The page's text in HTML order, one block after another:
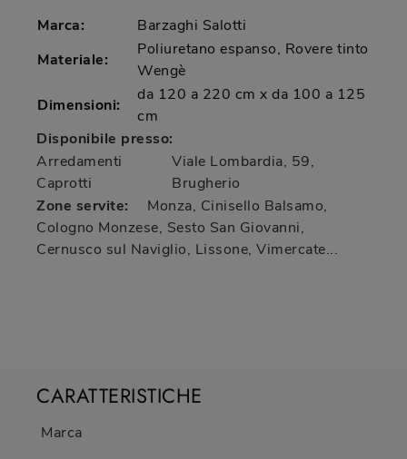
Marca:
Barzaghi Salotti
Materiale:
Poliuretano espanso, Rovere tinto
Wengè
Dimensioni:
da 120 a 220 cm x da 100 a 125
cm
Disponibile presso:
Arredamenti
Caprotti
Viale Lombardia, 59,
Brugherio
Zone servite:
Monza, Cinisello Balsamo,
Cologno Monzese, Sesto San Giovanni,
Cernusco sul Naviglio, Lissone, Vimercate...
CARATTERISTICHE
Marca